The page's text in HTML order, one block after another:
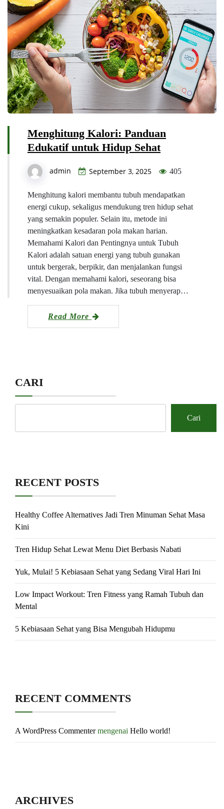
Menghitung Kalori: Panduan
Edukatif untuk Hidup Sehat
admin September 3, 2025 405
Menghitung kalori membantu tubuh mendapatkan
energi cukup, sekaligus mendukung tren hidup sehat
yang semakin populer. Selain itu, metode ini
meningkatkan kesadaran pola makan harian.
Memahami Kalori dan Pentingnya untuk Tubuh
Kalori adalah satuan energi yang tubuh gunakan
untuk bergerak, berpikir, dan menjalankan fungsi
vital. Dengan memahami kalori, seseorang bisa
menyesuaikan pola makan. Jika tubuh menyerap…
Read More
CARI
Cari
RECENT POSTS
Healthy Coffee Alternatives Jadi Tren Minuman Sehat Masa
Kini
Tren Hidup Sehat Lewat Menu Diet Berbasis Nabati
Yuk, Mulai! 5 Kebiasaan Sehat yang Sedang Viral Hari Ini
Low Impact Workout: Tren Fitness yang Ramah Tubuh dan
Mental
5 Kebiasaan Sehat yang Bisa Mengubah Hidupmu
RECENT COMMENTS
A WordPress Commentermengenai Hello world!
ARCHIVES